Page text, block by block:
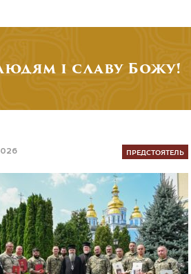
і славу Божу!
ПРЕДСТОЯТЕЛЬ